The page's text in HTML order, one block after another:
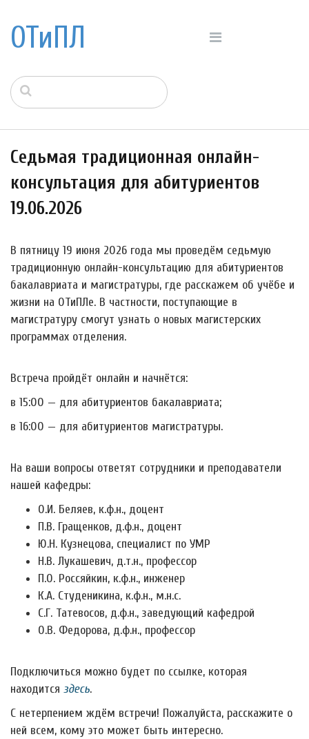
ОТиПЛ
Седьмая традиционная онлайн-
консультация для абитуриентов
19.06.2026
В пятницу 19 июня 2026 года мы проведём седьмую
традиционную онлайн-консультацию для абитуриентов
бакалавриата и магистратуры, где расскажем об учёбе и
жизни на ОТиПЛе. В частности, поступающие в
магистратуру смогут узнать о новых магистерских
программах отделения.
Встреча пройдёт онлайн и начнётся:
в 15:00 — для абитуриентов бакалавриата;
в 16:00 — для абитуриентов магистратуры.
На ваши вопросы ответят сотрудники и преподаватели
нашей кафедры:
О.И. Беляев, к.ф.н., доцент
П.В. Гращенков, д.ф.н., доцент
Ю.Н. Кузнецова, специалист по УМР
Н.В. Лукашевич, д.т.н., профессор
П.О. Россяйкин, к.ф.н., инженер
К.А. Студеникина, к.ф.н., м.н.с.
С.Г. Татевосов, д.ф.н., заведующий кафедрой
О.В. Федорова, д.ф.н., профессор
Подключиться можно будет по ссылке, которая
находится здесь.
С нетерпением ждём встречи! Пожалуйста, расскажите о
ней всем, кому это может быть интересно.